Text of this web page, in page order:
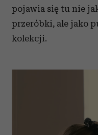
pojawia się tu nie
przeróbki, ale jako
kolekcji.